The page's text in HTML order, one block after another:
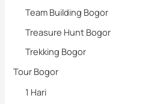
Team Building Bogor
Treasure Hunt Bogor
Trekking Bogor
Tour Bogor
1 Hari